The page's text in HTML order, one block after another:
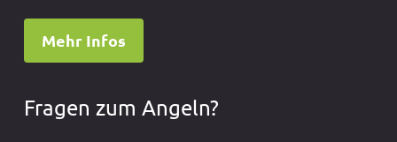
Mehr Infos
Fragen zum Angeln?